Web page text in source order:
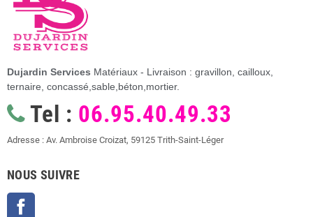
Dujardin Services Matériaux - Livraison : gravillon, cailloux,
ternaire, concassé,sable,béton,mortier.
Tel : 06.95.40.49.33
Adresse : Av. Ambroise Croizat, 59125 Trith-Saint-Léger
NOUS SUIVRE